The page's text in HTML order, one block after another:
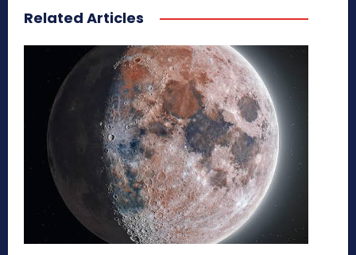
Related Articles